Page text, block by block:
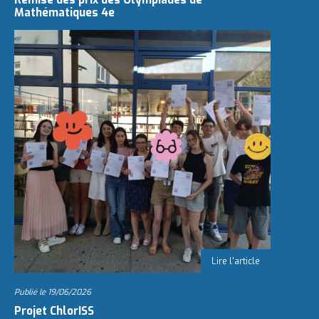
Mathématiques 4e
Publié le 19/06/2026
Projet ChlorISS